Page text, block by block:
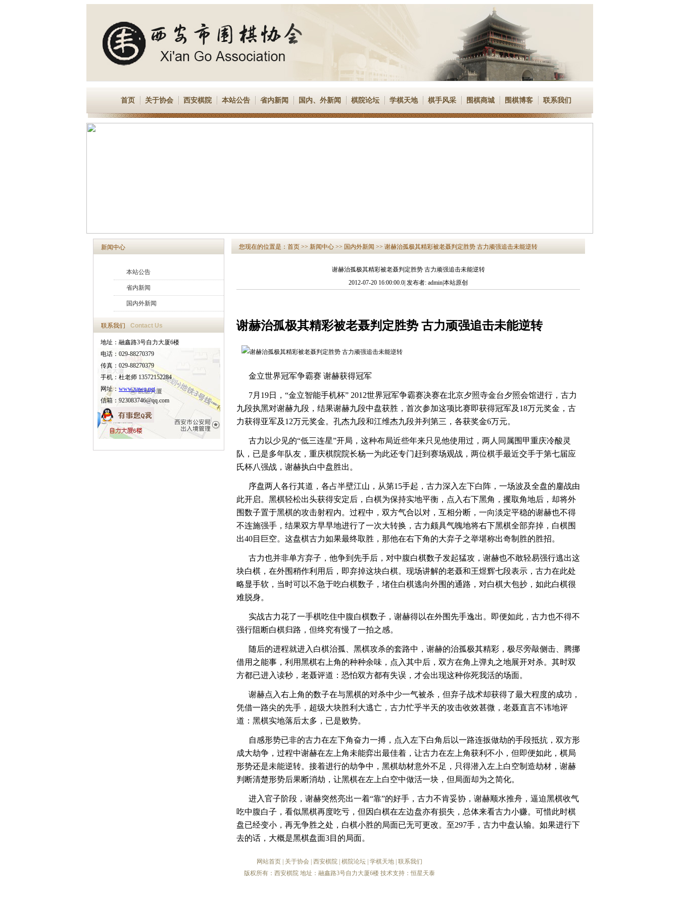
首页 关于协会 西安棋院 本站公告 省内新闻 国内、外新闻 棋院论坛 学棋天地 棋手风采 围棋商城 围棋博客 联系我们
新闻中心
本站公告
省内新闻
国内外新闻
联系我们 Contact Us
地址：融鑫路3号自力大厦6楼
电话：029-88270379
传真：029-88270379
手机：杜老师 13572152284
网址： www.xawq.net
信箱：923083746@qq.com
您现在的位置是： 首页 >> 新闻中心 >> 国内外新闻 >> 谢赫治孤极其精彩被老聂判定胜势 古力顽强追击未能逆转
谢赫治孤极其精彩被老聂判定胜势 古力顽强追击未能逆转
2012-07-20 16:00:00.0| 发布者: admin|本站原创
谢赫治孤极其精彩被老聂判定胜势 古力顽强追击未能逆转
金立世界冠军争霸赛 谢赫获得冠军
7月19日，“金立智能手机杯” 2012世界冠军争霸赛决赛在北京夕照寺金台夕照会馆进行，古力
九段执黑对谢赫九段，结果谢赫九段中盘获胜，首次参加这项比赛即获得冠军及18万元奖金，古
力获得亚军及12万元奖金。孔杰九段和江维杰九段并列第三，各获奖金6万元。
古力以少见的“低三连星”开局，这种布局近些年来只见他使用过，两人同属围甲重庆冷酸灵
队，已是多年队友，重庆棋院院长杨一为此还专门赶到赛场观战，两位棋手最近交手于第七届应
氏杯八强战，谢赫执白中盘胜出。
序盘两人各行其道，各占半壁江山，从第15手起，古力深入左下白阵，一场波及全盘的鏖战由
此开启。黑棋轻松出头获得安定后，白棋为保持实地平衡，点入右下黑角，攫取角地后，却将外
围数子置于黑棋的攻击射程内。过程中，双方气合以对，互相分断，一向淡定平稳的谢赫也不得
不连施强手，结果双方早早地进行了一次大转换，古力颇具气魄地将右下黑棋全部弃掉，白棋围
出40目巨空。这盘棋古力如果最终取胜，那他在右下角的大弃子之举堪称出奇制胜的胜招。
古力也并非单方弃子，他争到先手后，对中腹白棋数子发起猛攻，谢赫也不敢轻易强行逃出这
块白棋，在外围稍作利用后，即弃掉这块白棋。现场讲解的老聂和王煜辉七段表示，古力在此处
略显手软，当时可以不急于吃白棋数子，堵住白棋逃向外围的通路，对白棋大包抄，如此白棋很
难脱身。
实战古力花了一手棋吃住中腹白棋数子，谢赫得以在外围先手逸出。即便如此，古力也不得不
强行阻断白棋归路，但终究有慢了一拍之感。
随后的进程就进入白棋治孤、黑棋攻杀的套路中，谢赫的治孤极其精彩，极尽旁敲侧击、腾挪
借用之能事，利用黑棋右上角的种种余味，点入其中后，双方在角上弹丸之地展开对杀。其时双
方都已进入读秒，老聂评道：恐怕双方都有失误，才会出现这种你死我活的场面。
谢赫点入右上角的数子在与黑棋的对杀中少一气被杀，但弃子战术却获得了最大程度的成功，
凭借一路尖的先手，超级大块胜利大逃亡，古力忙乎半天的攻击收效甚微，老聂直言不讳地评
道：黑棋实地落后太多，已是败势。
自感形势已非的古力在左下角奋力一搏，点入左下白角后以一路连扳做劫的手段抵抗，双方形
成大劫争，过程中谢赫在左上角未能弈出最佳着，让古力在左上角获利不小，但即便如此，棋局
形势还是未能逆转。接着进行的劫争中，黑棋劫材意外不足，只得潜入左上白空制造劫材，谢赫
判断清楚形势后果断消劫，让黑棋在左上白空中做活一块，但局面却为之简化。
进入官子阶段，谢赫突然亮出一着“靠”的好手，古力不肯妥协，谢赫顺水推舟，逼迫黑棋收气
吃中腹白子，看似黑棋再度吃亏，但因白棋在左边盘亦有损失，总体来看古力小赚。可惜此时棋
盘已经变小，再无争胜之处，白棋小胜的局面已无可更改。至297手，古力中盘认输。如果进行下
去的话，大概是黑棋盘面3目的局面。
网站首页 关于协会 西安棋院 棋院论坛 学棋天地 联系我们
版权所有：西安棋院 地址：融鑫路3号自力大厦6楼 技术支持：恒星天泰